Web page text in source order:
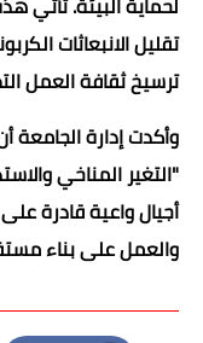
تقليل الانبعاثات
ترسيخ ثقافة العمل
وأكدت إدارة
"التغير المناخي
أجيال واعية قادرة
والعمل على بناء